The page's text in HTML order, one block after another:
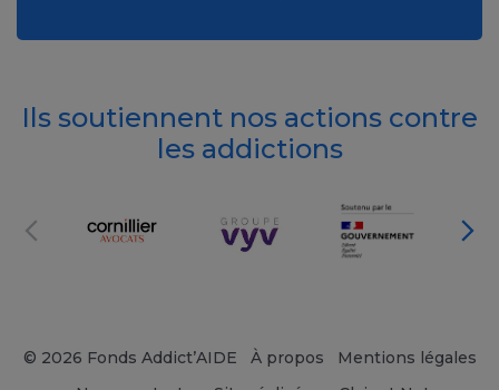
Ils soutiennent nos actions contre
les addictions
© 2026 Fonds Addict’AIDE À propos
Mentions légales